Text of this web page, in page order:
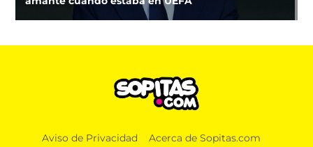
Aviso de Privacidad Acerca de Sopitas.com